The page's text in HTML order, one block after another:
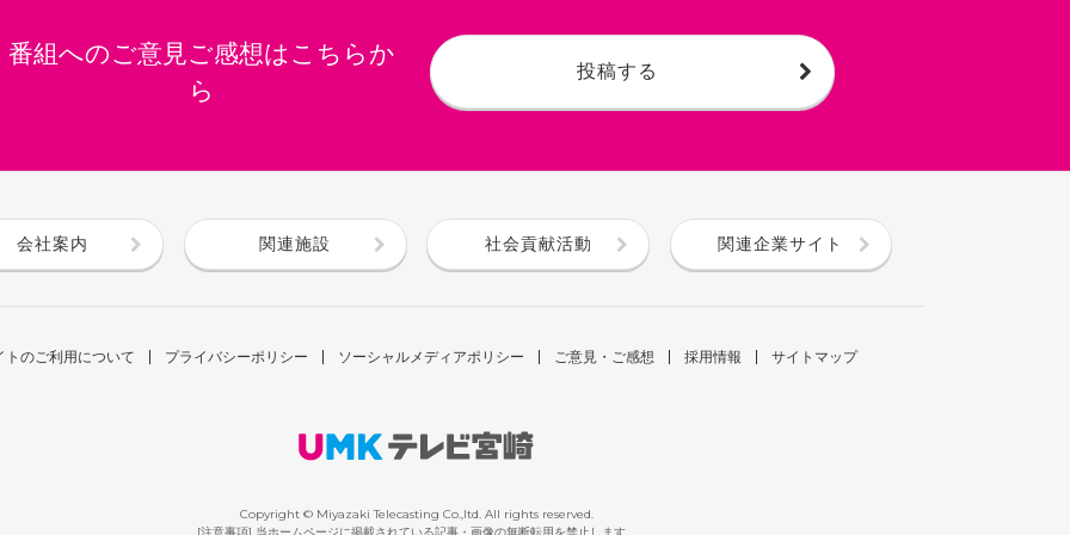
番組へのご意見ご感想はこちらか
ら
投稿する
会社案内 関連施設 社会貢献活動 関連企業サイト
トのご利用について プライバシーポリシー ソーシャルメディアポリシー ご意見・ご感想 採用情報 サイトマップ
Copyright © Miyazaki Telecasting Co.,ltd. All rights reserved.